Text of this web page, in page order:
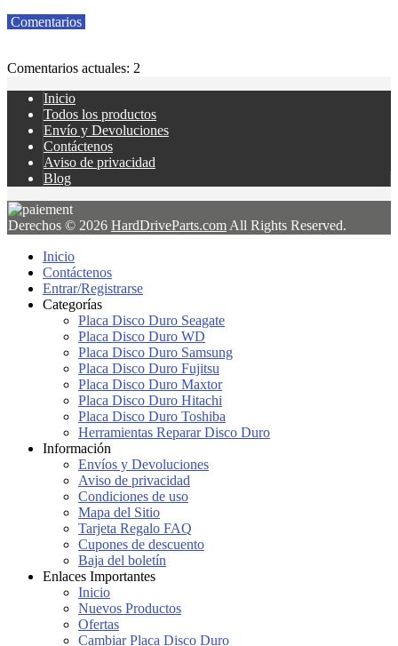
Comentarios
Comentarios actuales: 2
Inicio
Todos los productos
Envío y Devoluciones
Contáctenos
Aviso de privacidad
Blog
Derechos © 2026 HardDriveParts.com All Rights Reserved.
Inicio
Contáctenos
Entrar/Registrarse
Categorías
Placa Disco Duro Seagate
Placa Disco Duro WD
Placa Disco Duro Samsung
Placa Disco Duro Fujitsu
Placa Disco Duro Maxtor
Placa Disco Duro Hitachi
Placa Disco Duro Toshiba
Herramientas Reparar Disco Duro
Información
Envíos y Devoluciones
Aviso de privacidad
Condiciones de uso
Mapa del Sitio
Tarjeta Regalo FAQ
Cupones de descuento
Baja del boletín
Enlaces Importantes
Inicio
Nuevos Productos
Ofertas
Cambiar Placa Disco Duro